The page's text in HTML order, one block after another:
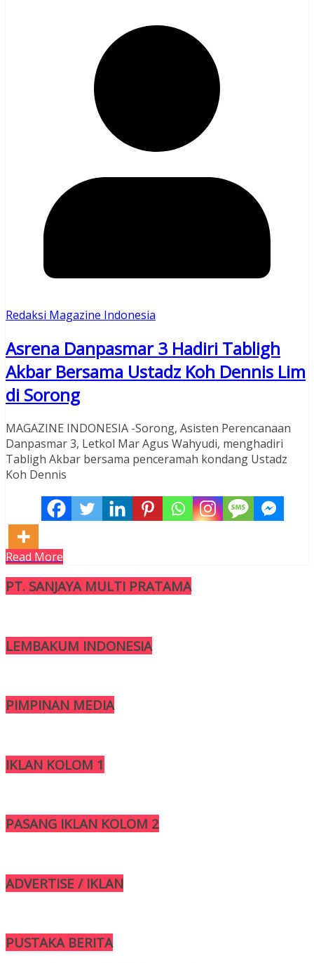
Redaksi Magazine Indonesia
Asrena Danpasmar 3 Hadiri Tabligh
Akbar Bersama Ustadz Koh Dennis Lim
di Sorong
MAGAZINE INDONESIA -Sorong, Asisten Perencanaan
Danpasmar 3, Letkol Mar Agus Wahyudi, menghadiri
Tabligh Akbar bersama penceramah kondang Ustadz
Koh Dennis
Read More
PT. SANJAYA MULTI PRATAMA
LEMBAKUM INDONESIA
PIMPINAN MEDIA
IKLAN KOLOM 1
PASANG IKLAN KOLOM 2
ADVERTISE / IKLAN
PUSTAKA BERITA